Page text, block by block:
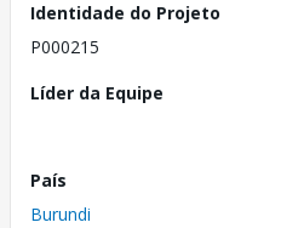
Identidade do Projeto
P000215
Líder da Equipe
País
Burundi